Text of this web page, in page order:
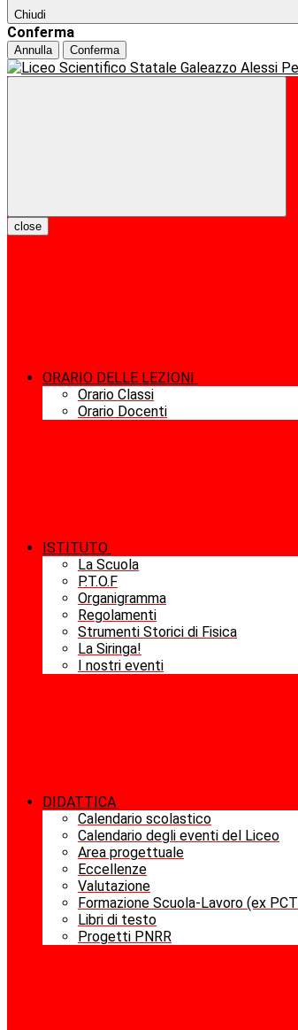
Chiudi
Conferma
Annulla Conferma
close
ORARIO DELLE LEZIONI
Orario Classi
Orario Docenti
ISTITUTO
La Scuola
P.T.O.F
Organigramma
Regolamenti
Strumenti Storici di Fisica
La Siringa!
I nostri eventi
DIDATTICA
Calendario scolastico
Calendario degli eventi del Liceo
Area progettuale
Eccellenze
Valutazione
Formazione Scuola-Lavoro (ex
Libri di testo
Progetti PNRR